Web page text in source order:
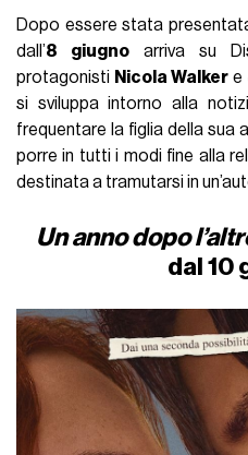
Dopo essere stata
dall’8 giugno arriva su
protagonisti Nicola Walker e
si sviluppa intorno alla
frequentare la figlia della sua
porre in tutti i modi fine alla
destinata a tramutarsi in
Un anno dopo
dal 10